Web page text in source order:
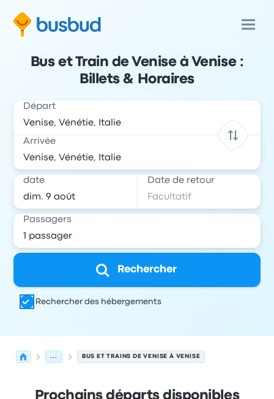
Bus et Train de Venise à Venise :
Billets & Horaires
Départ
Arrivée
date Date de retour
Passagers
Rechercher
Rechercher des hébergements
... BUS ET TRAINS DE VENISE À VENISE
Prochains départs disponibles